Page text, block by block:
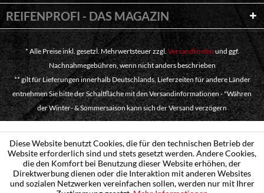
REIFENPROFI - DAS MAGAZIN
* Alle Preise inkl. gesetzl. Mehrwertsteuer zzgl. Versandkosten und ggf.
Nachnahmegebühren, wenn nicht anders beschrieben
** gilt für Lieferungen innerhalb Deutschlands, Lieferzeiten für andere Länder
entnehmen Sie bitte der Schaltfläche mit den Versandinformationen - "Währen
der Winter- & Sommersaison kann sich der Versand verzögern
Diese Website benutzt Cookies, die für den technischen Betrieb der
Website erforderlich sind und stets gesetzt werden. Andere Cookies,
die den Komfort bei Benutzung dieser Website erhöhen, der
Direktwerbung dienen oder die Interaktion mit anderen Websites
und sozialen Netzwerken vereinfachen sollen, werden nur mit Ihrer